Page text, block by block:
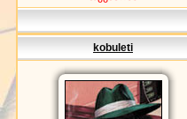
kobuleti